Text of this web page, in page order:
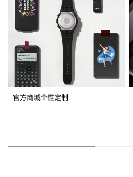
官方商城个性定制